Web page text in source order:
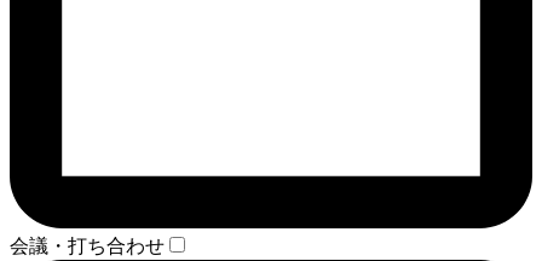
会議・打ち合わせ